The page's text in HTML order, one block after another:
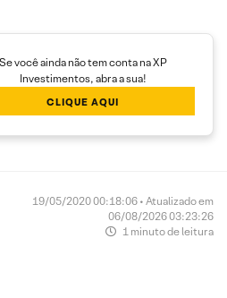
Se você ainda não tem conta na XP
Investimentos, abra a sua!
CLIQUE AQUI
19/05/2020 00:18:06 • Atualizado em
06/08/2026 03:23:26
1 minuto de leitura